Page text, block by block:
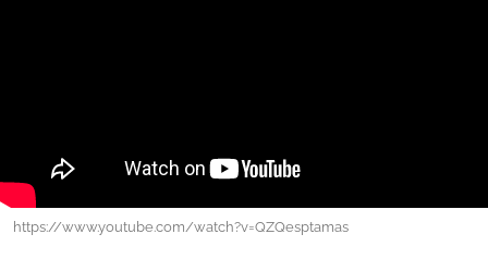
NECROLÓGICAS
GALERÍAS
https://www.youtube.com/watch?v=QZQesptamas